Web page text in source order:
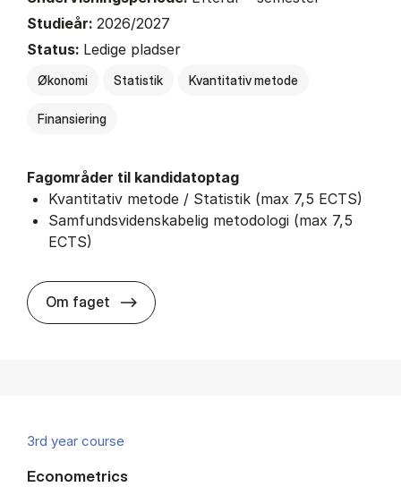
Studieår: 2026/2027
Status: Ledige pladser
Økonomi Statistik Kvantitativ metode
Finansiering
Fagområder til kandidatoptag
Kvantitativ metode / Statistik (max 7,5 ECTS)
Samfundsvidenskabelig metodologi (max 7,5
ECTS)
Om faget about
3rd year course
Econometrics